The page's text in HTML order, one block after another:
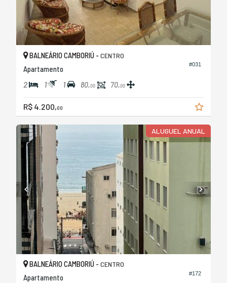
#031
BALNEÁRIO CAMBORIÚ - CENTRO
Apartamento
2 1 1 80,00 70,00
R$ 4.200,00
ALUGUEL ANUAL
#172
BALNEÁRIO CAMBORIÚ - CENTRO
Apartamento